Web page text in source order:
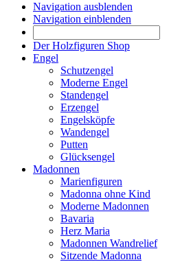
Navigation ausblenden
Navigation einblenden
Der Holzfiguren Shop
Engel
Schutzengel
Moderne Engel
Standengel
Erzengel
Engelsköpfe
Wandengel
Putten
Glücksengel
Madonnen
Marienfiguren
Madonna ohne Kind
Moderne Madonnen
Bavaria
Herz Maria
Madonnen Wandrelief
Sitzende Madonna